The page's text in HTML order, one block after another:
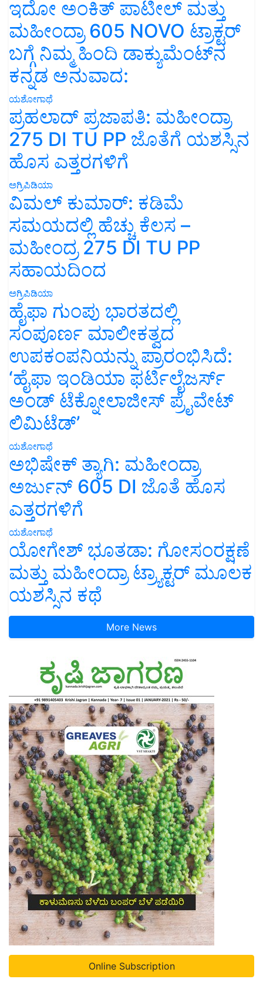
ಇದೋ ಅಂಕಿತ್ ಪಾಟೀಲ್ ಮತ್ತು
ಮಹೀಂದ್ರಾ 605 NOVO ಟ್ರಾಕ್ಟರ್
ಬಗ್ಗೆ ನಿಮ್ಮ ಹಿಂದಿ ಡಾಕ್ಯುಮೆಂಟ್‌ನ
ಕನ್ನಡ ಅನುವಾದ:
ಯಶೋಗಾಥೆ
ಪ್ರಹಲಾದ್ ಪ್ರಜಾಪತಿ: ಮಹೀಂದ್ರಾ
275 DI TU PP ಜೊತೆಗೆ ಯಶಸ್ಸಿನ
ಹೊಸ ಎತ್ತರಗಳಿಗೆ
ಅಗ್ರಿಪಿಡಿಯಾ
ವಿಮಲ್ ಕುಮಾರ್: ಕಡಿಮೆ
ಸಮಯದಲ್ಲಿ ಹೆಚ್ಚು ಕೆಲಸ –
ಮಹೀಂದ್ರ 275 DI TU PP
ಸಹಾಯದಿಂದ
ಅಗ್ರಿಪಿಡಿಯಾ
ಹೈಫಾ ಗುಂಪು ಭಾರತದಲ್ಲಿ
ಸಂಪೂರ್ಣ ಮಾಲೀಕತ್ವದ
ಉಪಕಂಪನಿಯನ್ನು ಪ್ರಾರಂಭಿಸಿದೆ:
‘ಹೈಫಾ ಇಂಡಿಯಾ ಫರ್ಟಿಲೈಜರ್ಸ್
ಅಂಡ್ ಟೆಕ್ನೋಲಾಜೀಸ್ ಪ್ರೈವೇಟ್
ಲಿಮಿಟೆಡ್’
ಯಶೋಗಾಥೆ
ಅಭಿಷೇಕ್ ತ್ಯಾಗಿ: ಮಹೀಂದ್ರಾ
ಅರ್ಜುನ್ 605 DI ಜೊತೆ ಹೊಸ
ಎತ್ತರಗಳಿಗೆ
ಯಶೋಗಾಥೆ
ಯೋಗೇಶ್ ಭೂತಡಾ: ಗೋಸಂರಕ್ಷಣೆ
ಮತ್ತು ಮಹೀಂದ್ರಾ ಟ್ರ್ಯಾಕ್ಟರ್ ಮೂಲಕ
ಯಶಸ್ಸಿನ ಕಥೆ
More News
Online Subscription